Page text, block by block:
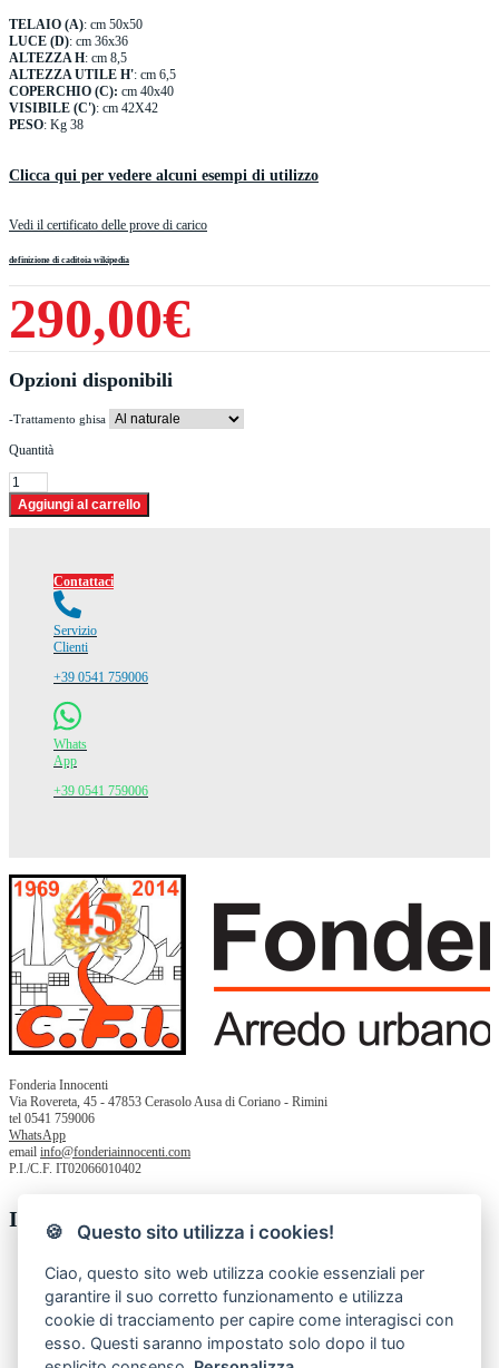
TELAIO (A): cm 50x50
LUCE (D): cm 36x36
ALTEZZA H: cm 8,5
ALTEZZA UTILE H': cm 6,5
COPERCHIO (C): cm 40x40
VISIBILE (C'): cm 42X42
PESO: Kg 38
Clicca qui per vedere alcuni esempi di utilizzo
Vedi il certificato delle prove di carico
definizione di caditoia wikipedia
290,00€
Opzioni disponibili
-Trattamento ghisa
Quantità
Contattaci
Servizio
Clienti
+39 0541 759006
Whats
App
+39 0541 759006
Fonderia Innocenti
Via Rovereta, 45 - 47853 Cerasolo Ausa di Coriano - Rimini
tel 0541 759006
WhatsApp
email info@fonderiainnocenti.com
P.I./C.F. IT02066010402
Informazioni
Chi siamo
Privacy Policy
Termini e condizioni
Contatti
Resi
🍪 Questo sito utilizza i cookies!
Ciao, questo sito web utilizza cookie essenziali per
garantire il suo corretto funzionamento e utilizza
cookie di tracciamento per capire come interagisci con
esso. Questi saranno impostato solo dopo il tuo